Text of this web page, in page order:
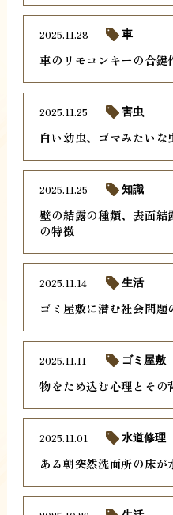
車のリモコンキーの合鍵
2025.11.28 車
白い幼虫、ゴマみたいな
2025.11.25 害虫
壁の結露の種類、表面
の特徴
2025.11.25 知識
ゴミ屋敷に潜む社会問題
2025.11.14 生活
物をため込む心理とその
2025.11.11 ゴミ屋敷
ある朝突然洗面所の床
2025.11.01 水道修理